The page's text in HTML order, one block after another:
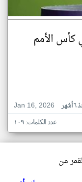
كأس الأمم
Jan 16, 2026
عدد الكلمات: ١٠٩
من